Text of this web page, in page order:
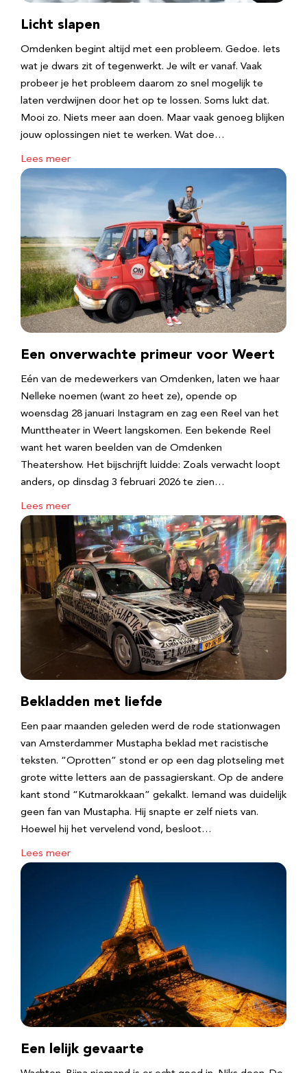
Licht slapen
Omdenken begint altijd met een probleem. Gedoe. Iets
wat je dwars zit of tegenwerkt. Je wilt er vanaf. Vaak
probeer je het probleem daarom zo snel mogelijk te
laten verdwijnen door het op te lossen. Soms lukt dat.
Mooi zo. Niets meer aan doen. Maar vaak genoeg blijken
jouw oplossingen niet te werken. Wat doe…
Lees meer
Een onverwachte primeur voor Weert
Eén van de medewerkers van Omdenken, laten we haar
Nelleke noemen (want zo heet ze), opende op
woensdag 28 januari Instagram en zag een Reel van het
Munttheater in Weert langskomen. Een bekende Reel
want het waren beelden van de Omdenken
Theatershow. Het bijschrijft luidde: Zoals verwacht loopt
anders, op dinsdag 3 februari 2026 te zien…
Lees meer
Bekladden met liefde
Een paar maanden geleden werd de rode stationwagen
van Amsterdammer Mustapha beklad met racistische
teksten. “Oprotten” stond er op een dag plotseling met
grote witte letters aan de passagierskant. Op de andere
kant stond “Kutmarokkaan” gekalkt. Iemand was duidelijk
geen fan van Mustapha. Hij snapte er zelf niets van.
Hoewel hij het vervelend vond, besloot…
Lees meer
Een lelijk gevaarte